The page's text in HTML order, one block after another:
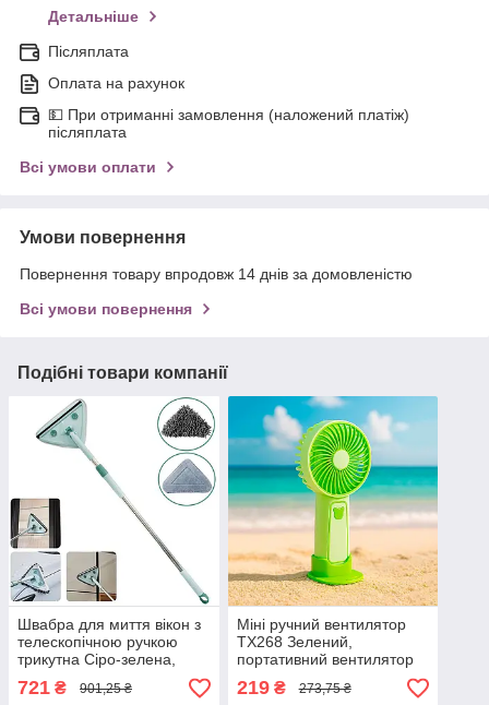
Детальніше
Післяплата
Оплата на рахунок
💵 При отриманні замовлення (наложений платіж)
післяплата
Всі умови оплати
Умови повернення
Повернення товару впродовж 14 днів за домовленістю
Всі умови повернення
Подібні товари компанії
Швабра для миття вікон з
телескопічною ручкою
трикутна Сіро-зелена,
щітка для вікон обертова
(швабра для окон)
721 ₴ 901,25 ₴
Міні ручний вентилятор
TX268 Зелений,
портативний вентилятор
на акумуляторі з
підставкою для телефону
219₴ 273,75 ₴